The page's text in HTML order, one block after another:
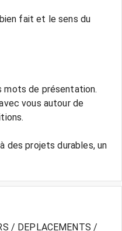
fait et le sens du
mots de présentation.
vous autour de
des projets durables, un
/ DEPLACEMENTS /